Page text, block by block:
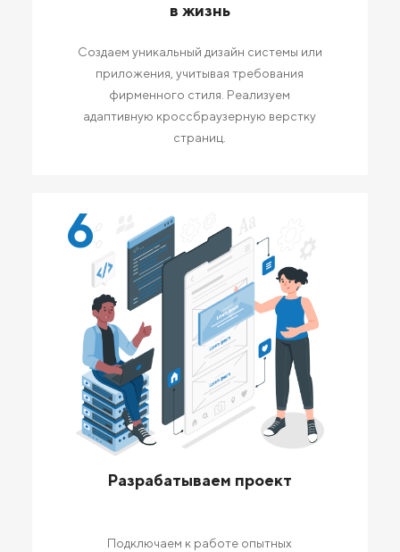
в жизнь
Создаем уникальный дизайн системы или
приложения, учитывая требования
фирменного стиля. Реализуем
адаптивную кроссбраузерную верстку
страниц.
6
Разрабатываем проект
Подключаем к работе опытных